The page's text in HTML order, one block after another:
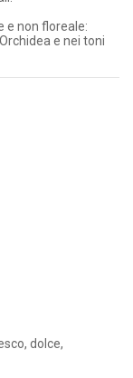
e non floreale:
e nei toni
dolce,